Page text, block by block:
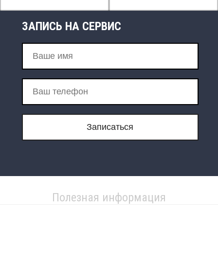
ЗАПИСЬ НА СЕРВИС
Полезная информация